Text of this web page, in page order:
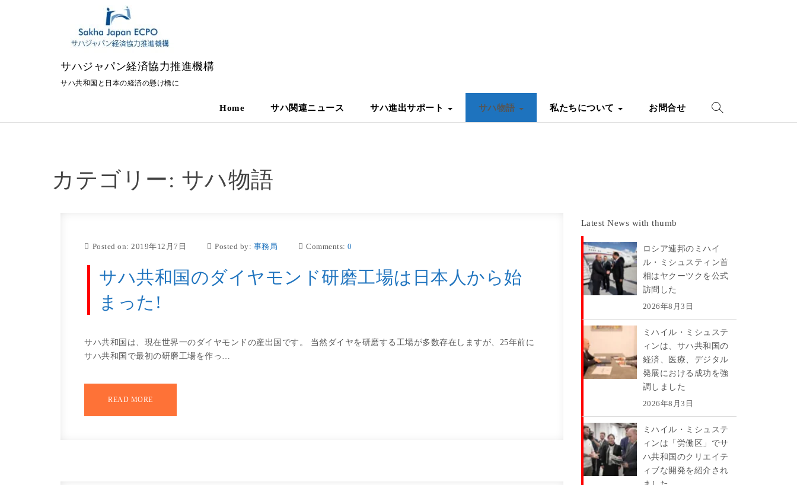
サハジャパン経済協力推進機構
サハ共和国と日本の経済の懸け橋に
Home サハ関連ニュース サハ進出サポート サハ物語 私たちについて お問合せ
カテゴリー: サハ物語
Posted on: 2019年12月7日 Posted by: 事務局 Comments: 0
サハ共和国のダイヤモンド研磨工場は日本人から始
まった!
サハ共和国は、現在世界一のダイヤモンドの産出国です。 当然ダイヤを研磨する工場が多数存在しますが、25年前に
サハ共和国で最初の研磨工場を作っ…
READ MORE
Latest News with thumb
ロシア連邦のミハイ
ル・ミシュスティン首
相はヤクーツクを公式
訪問した
2026年8月3日
ミハイル・ミシュステ
ィンは、サハ共和国の
経済、医療、デジタル
発展における成功を強
調しました
2026年8月3日
ミハイル・ミシュステ
ィンは「労働区」でサ
ハ共和国のクリエイテ
ィブな開発を紹介され